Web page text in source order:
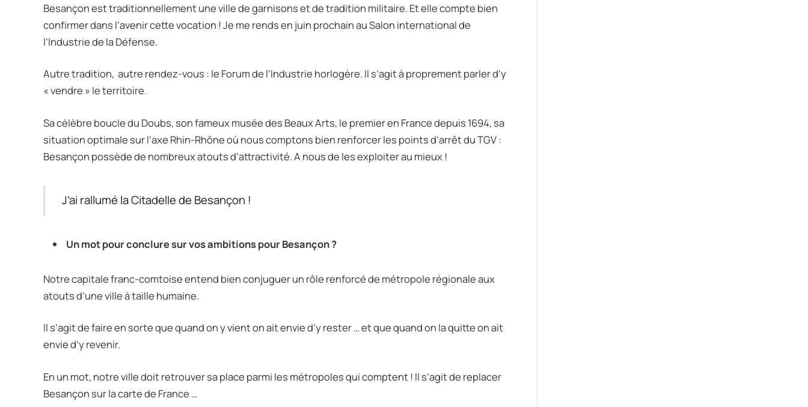
Besançon est traditionnellement une ville de garnisons et de tradition militaire. Et elle compte bien
confirmer dans l’avenir cette vocation ! Je me rends en juin prochain au Salon international de
l’Industrie de la Défense.
Autre tradition, autre rendez-vous : le Forum de l’Industrie horlogère. Il s’agit à proprement parler d’y
« vendre » le territoire.
Sa célèbre boucle du Doubs, son fameux musée des Beaux Arts, le premier en France depuis 1694, sa
situation optimale sur l’axe Rhin-Rhône où nous comptons bien renforcer les points d’arrêt du TGV :
Besançon possède de nombreux atouts d’attractivité. A nous de les exploiter au mieux !
J’ai rallumé la Citadelle de Besançon !
Un mot pour conclure sur vos ambitions pour Besançon ?
Notre capitale franc-comtoise entend bien conjuguer un rôle renforcé de métropole régionale aux
atouts d’une ville à taille humaine.
Il s’agit de faire en sorte que quand on y vient on ait envie d’y rester … et que quand on la quitte on ait
envie d’y revenir.
En un mot, notre ville doit retrouver sa place parmi les métropoles qui comptent ! Il s’agit de replacer
Besançon sur la carte de France …